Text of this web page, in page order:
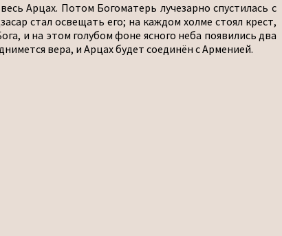
Арцах. Потом Богоматерь лучезарно спустилась с
стал освещать его; на каждом холме стоял крест,
и на этом голубом фоне ясного неба появились два
вера, и Арцах будет соединён с Арменией.